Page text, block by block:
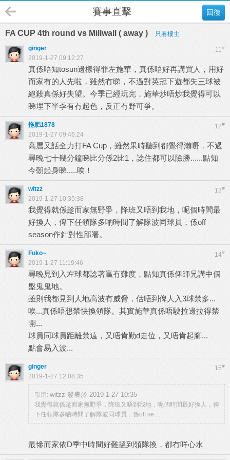
回復
賽事直擊
FA CUP 4th round vs Millwall ( away ) 只看樓主
11#
ginger
2019-1-27 09:12:27
真係唔知tosun邊樣得罪左施華，真係唔好再講買人，用好
而家有的人先啦，雖然冇睇，不過對英冠下遊都失三球被
絕殺真係好失望。今季已經玩完，施華炒唔炒我覺得可以
睇埋下半季有冇起色，反正冇野可爭。
12#
拖肥1878
2019-1-27 09:46:24
高層又話全力打FA Cup，雖然果時聽到都覺得瀨嘢，不過
尋晚七十幾分鐘睇比分係2比1，諗住都可以險勝......點知
今朝起身睇.....唉！
13#
witzz
2019-1-27 10:35:38
我覺得就係趁而家無野爭，降班又唔到我地，呢個時間最
好換人，俾下任領隊多啲時間了解隊波同球員，係off
season作針對性部署。
14#
Fuko~
2019-1-27 11:19:46
尋晚見到入左球都諗著贏冇難度，點知真係俾師兄講中個
盤鬼鬼地。
雖則我都見到人地高波有威脅，估唔到俾人入3球禁多...
唉...真係唔想禁快換領隊。其實施華真係唔駛拉邊拉得禁
開...
球員同球員距離禁遠，又唔肯勤d走位，又唔肯起腳...
點會易入波...
15#
ginger
2019-1-27 12:08:35
引用: witzz 發表於 2019-1-27 10:35
我覺得就係趁而家無野爭，降班又唔到我地，呢個時間最好換人，俾
下任領隊多啲時間了解隊波同球員，係off se ...
最慘而家依D季中時間好難搵到領隊換，都冇咩心水